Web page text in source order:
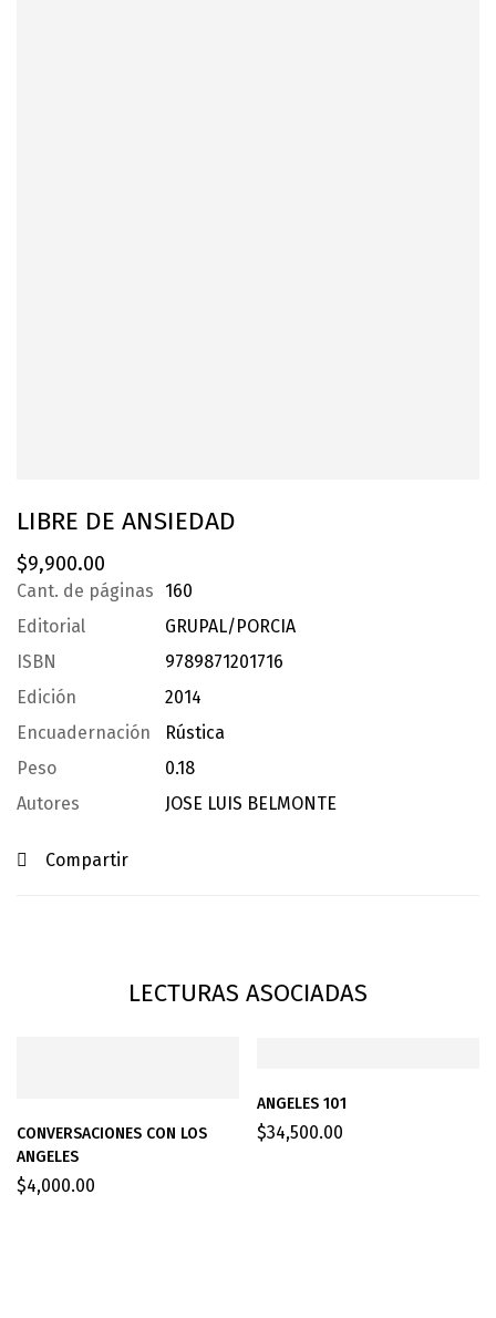
LIBRE DE ANSIEDAD
$9,900.00
Cant. de páginas
160
Editorial
GRUPAL/PORCIA
ISBN
9789871201716
Edición
2014
Encuadernación
Rústica
Peso
0.18
Autores
JOSE LUIS BELMONTE
Compartir
LECTURAS ASOCIADAS
CONVERSACIONES CON LOS
ANGELES
$4,000.00
ANGELES 101
$34,500.00